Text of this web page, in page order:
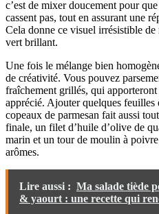
c’est de mixer doucement pour
cassent pas, tout en assurant une
Cela donne ce visuel irrésistible de
vert brillant.
Une fois le mélange bien
de créativité. Vous pouvez
fraîchement grillés, qui
apprécié. Ajouter quelques feuilles
copeaux de parmesan fait aussi
finale, un filet d’huile d’olive de
marin et un tour de moulin à
arômes.
Lire aussi : Ma salade tiède
& yaourt : une recette qui